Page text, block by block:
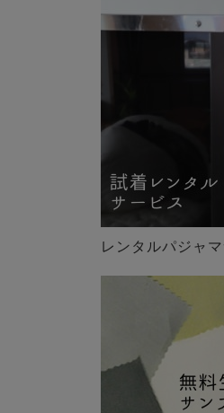
レンタルパジャ